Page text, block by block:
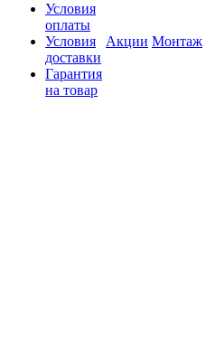
Условия
оплаты
Условия
доставки
Гарантия
на товар
Акции Монтаж